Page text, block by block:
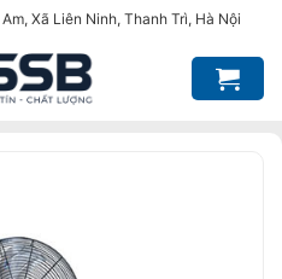
Xã Liên Ninh, Thanh Trì, Hà Nội